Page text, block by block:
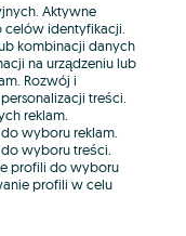
Aktywne
celów identyfikacji.
kombinacji danych
na urządzeniu lub
Rozwój i
treści.
reklam.
wyboru reklam.
wyboru treści.
profili do wyboru
profili w celu